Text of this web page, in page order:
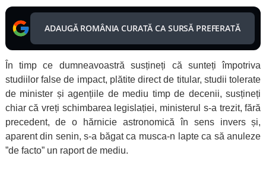
ADAUGĂ ROMÂNIA CURATĂ CA SURSĂ PREFERATĂ
În timp ce dumneavoastră susțineți că sunteți împotriva
studiilor false de impact, plătite direct de titular, studii tolerate
de minister și agențiile de mediu timp de decenii, susțineți
chiar că vreți schimbarea legislației, ministerul s-a trezit, fără
precedent, de o hărnicie astronomică în sens invers și,
aparent din senin, s-a băgat ca musca-n lapte ca să anuleze
”de facto” un raport de mediu.